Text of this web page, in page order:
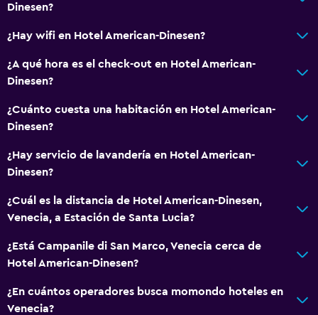
Dinesen?
¿Hay wifi en Hotel American-Dinesen?
¿A qué hora es el check-out en Hotel American-
Dinesen?
¿Cuánto cuesta una habitación en Hotel American-
Dinesen?
¿Hay servicio de lavandería en Hotel American-
Dinesen?
¿Cuál es la distancia de Hotel American-Dinesen,
Venecia, a Estación de Santa Lucia?
¿Está Campanile di San Marco, Venecia cerca de
Hotel American-Dinesen?
¿En cuántos operadores busca momondo hoteles en
Venecia?